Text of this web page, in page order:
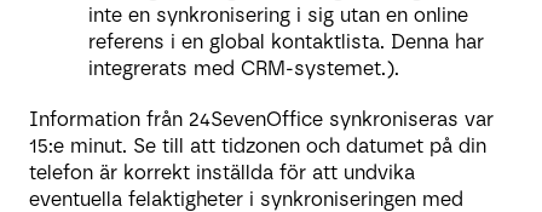
inte en synkronisering i sig utan en online
referens i en global kontaktlista. Denna har
integrerats med CRM-systemet.).
Information från 24SevenOffice synkroniseras var
15:e minut. Se till att tidzonen och datumet på din
telefon är korrekt inställda för att undvika
eventuella felaktigheter i synkroniseringen med